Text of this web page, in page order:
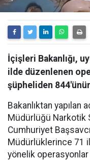
İçişleri Bakanlığı,
ilde düzenlenen
şüpheliden
Bakanlıktan yapılan
Müdürlüğü Narkotik
Cumhuriyet
Müdürlüklerince 71
yönelik